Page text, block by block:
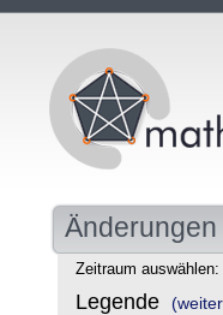
Änderungen
Zeitraum auswählen:
Legende